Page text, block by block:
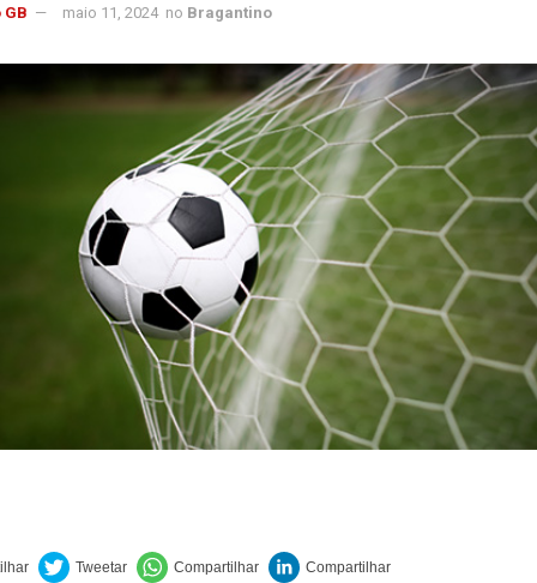
GB maio 11, 2024 no Bragantino